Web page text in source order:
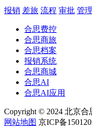
报销 差旅 流程 审批 管
合思费控
合思商旅
合思档案
报销系统
合思商城
合思AI
合思AI应用
Copyright © 2024 北京
网站地图 京ICP备